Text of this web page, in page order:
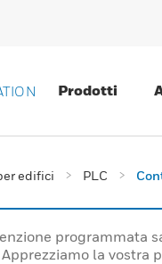
Prodotti
edifici PLC
programmata
la vostra